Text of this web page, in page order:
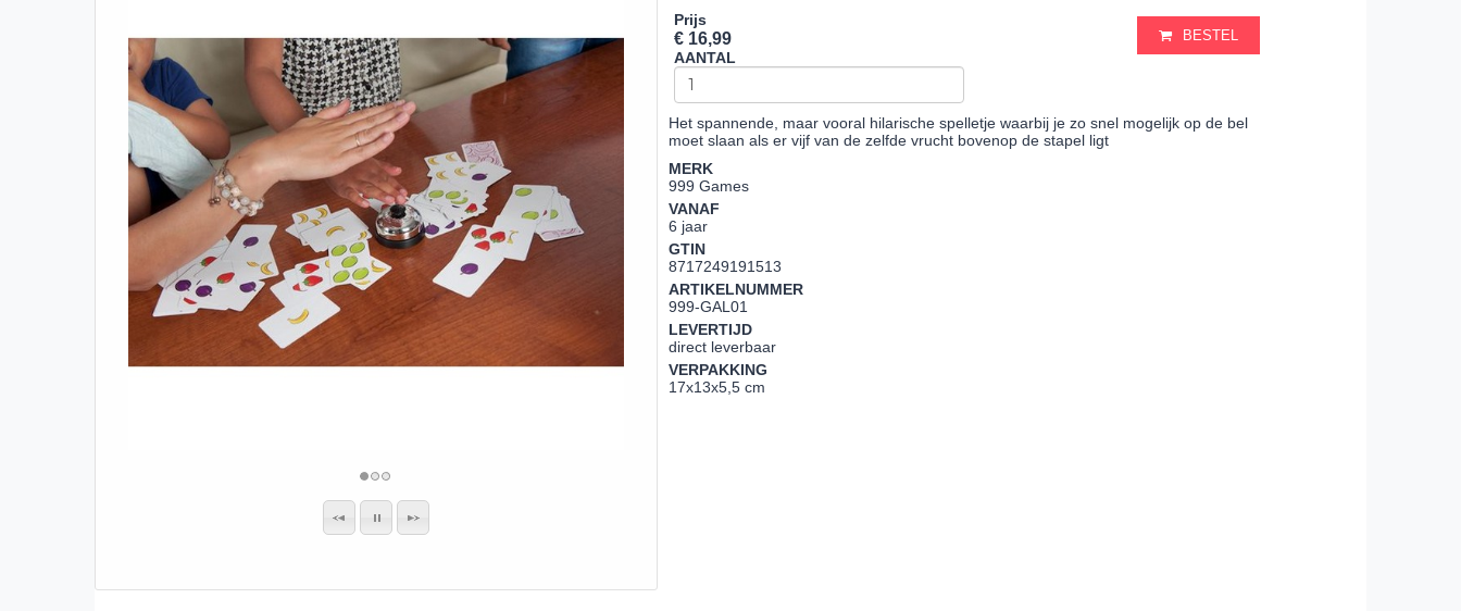
Prijs
€ 16,99
AANTAL
BESTEL
Het spannende, maar vooral hilarische spelletje waarbij je zo snel mogelijk op de bel
moet slaan als er vijf van de zelfde vrucht bovenop de stapel ligt
MERK
999 Games
VANAF
6 jaar
GTIN
8717249191513
ARTIKELNUMMER
999-GAL01
LEVERTIJD
direct leverbaar
VERPAKKING
17x13x5,5 cm